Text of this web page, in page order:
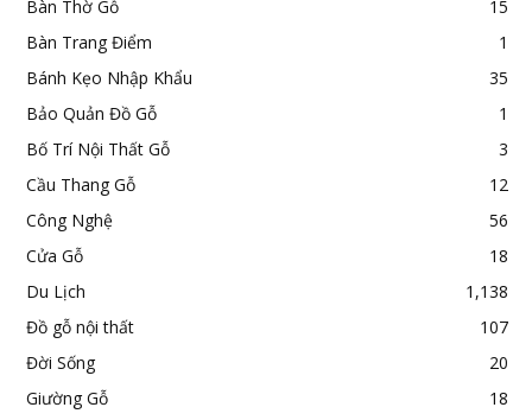
Bàn Thờ Gỗ
15
Bàn Trang Điểm
1
Bánh Kẹo Nhập Khẩu
35
Bảo Quản Đồ Gỗ
1
Bố Trí Nội Thất Gỗ
3
Cầu Thang Gỗ
12
Công Nghệ
56
Cửa Gỗ
18
Du Lịch
1,138
Đồ gỗ nội thất
107
Đời Sống
20
Giường Gỗ
18